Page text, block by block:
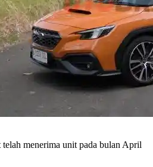
menerima unit pada bulan April